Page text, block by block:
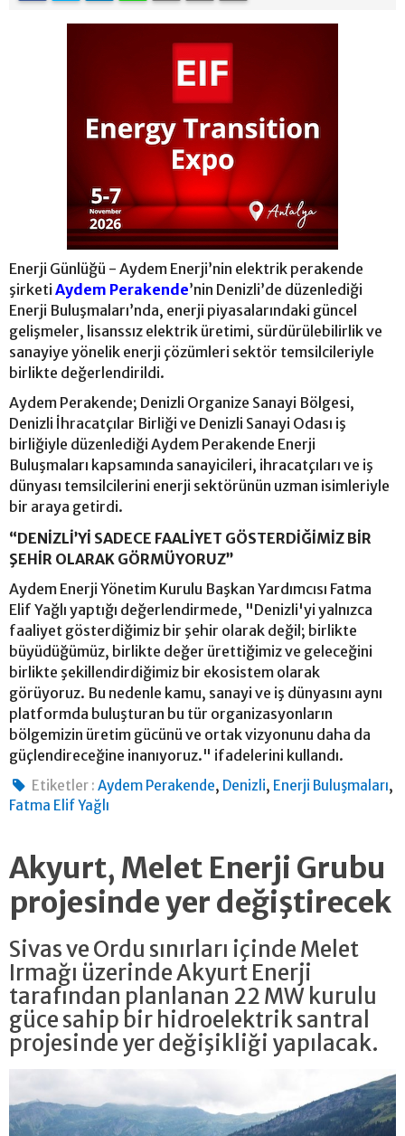
Enerji Günlüğü - Aydem Enerji’nin elektrik perakende
şirketi Aydem Perakende’nin Denizli’de düzenlediği
Enerji Buluşmaları’nda, enerji piyasalarındaki güncel
gelişmeler, lisanssız elektrik üretimi, sürdürülebilirlik ve
sanayiye yönelik enerji çözümleri sektör temsilcileriyle
birlikte değerlendirildi.
Aydem Perakende; Denizli Organize Sanayi Bölgesi,
Denizli İhracatçılar Birliği ve Denizli Sanayi Odası iş
birliğiyle düzenlediği Aydem Perakende Enerji
Buluşmaları kapsamında sanayicileri, ihracatçıları ve iş
dünyası temsilcilerini enerji sektörünün uzman isimleriyle
bir araya getirdi.
“DENİZLİ’Yİ SADECE FAALİYET GÖSTERDİĞİMİZ BİR
ŞEHİR OLARAK GÖRMÜYORUZ”
Aydem Enerji Yönetim Kurulu Başkan Yardımcısı Fatma
Elif Yağlı yaptığı değerlendirmede, "Denizli'yi yalnızca
faaliyet gösterdiğimiz bir şehir olarak değil; birlikte
büyüdüğümüz, birlikte değer ürettiğimiz ve geleceğini
birlikte şekillendirdiğimiz bir ekosistem olarak
görüyoruz. Bu nedenle kamu, sanayi ve iş dünyasını aynı
platformda buluşturan bu tür organizasyonların
bölgemizin üretim gücünü ve ortak vizyonunu daha da
güçlendireceğine inanıyoruz." ifadelerini kullandı.
Etiketler : Aydem Perakende, Denizli, Enerji Buluşmaları,
Fatma Elif Yağlı
Akyurt, Melet Enerji Grubu
projesinde yer değiştirecek
Sivas ve Ordu sınırları içinde Melet
Irmağı üzerinde Akyurt Enerji
tarafından planlanan 22 MW kurulu
güce sahip bir hidroelektrik santral
projesinde yer değişikliği yapılacak.